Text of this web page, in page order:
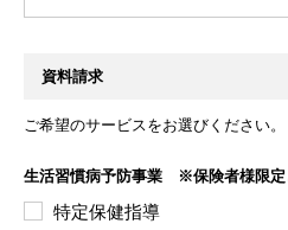
資料請求
ご希望のサービスをお選びください。
特定保健指導